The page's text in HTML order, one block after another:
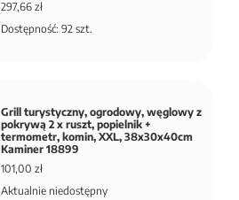
297,66 zł
Dostępność: 92 szt.
Grill turystyczny, ogrodowy, węglowy z
pokrywą 2 x ruszt, popielnik +
termometr, komin, XXL, 38x30x40cm
Kaminer 18899
101,00 zł
Aktualnie niedostępny